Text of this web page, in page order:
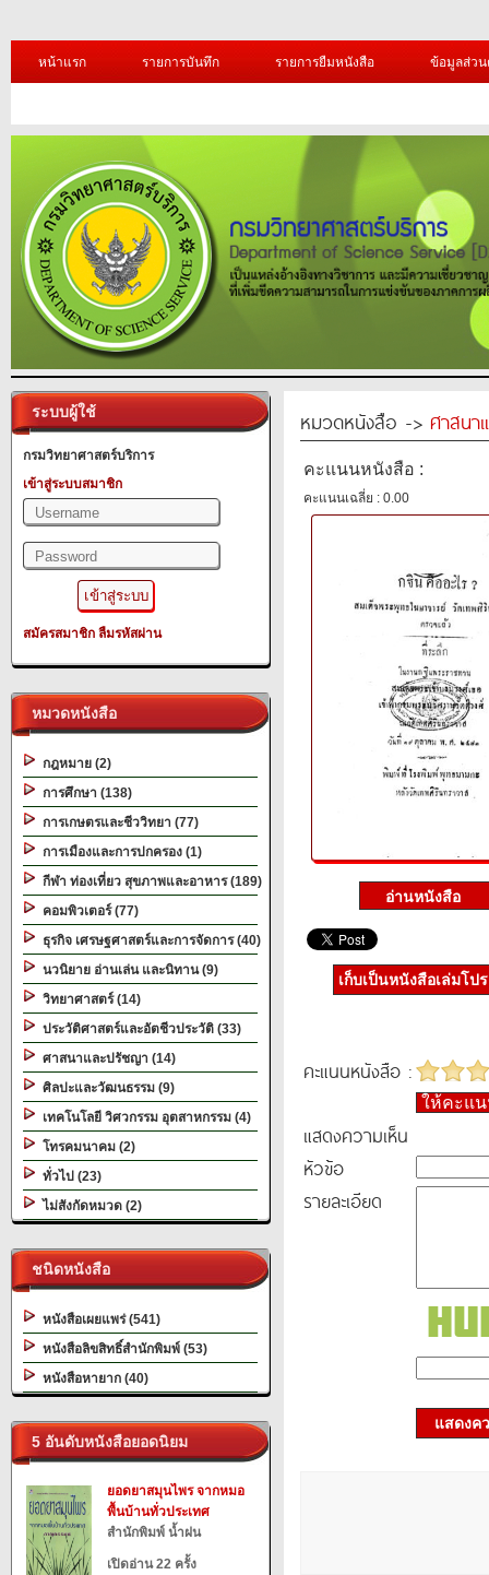
หน้าแรก รายการบันทึก รายการยืมหนังสือ ข้อมูลส่ว
ระบบผู้ใช้
กรมวิทยาศาสตร์บริการ
เข้าสู่ระบบสมาชิก
สมัครสมาชิก ลืมรหัสผ่าน
หมวดหนังสือ
กฎหมาย (2)
การศึกษา (138)
การเกษตรและชีววิทยา (77)
การเมืองและการปกครอง (1)
กีฬา ท่องเที่ยว สุขภาพและอาหาร (189)
คอมพิวเตอร์ (77)
ธุรกิจ เศรษฐศาสตร์และการจัดการ (40)
นวนิยาย อ่านเล่น และนิทาน (9)
วิทยาศาสตร์ (14)
ประวัติศาสตร์และอัตชีวประวัติ (33)
ศาสนาและปรัชญา (14)
ศิลปะและวัฒนธรรม (9)
เทคโนโลยี วิศวกรรม อุตสาหกรรม (4)
โทรคมนาคม (2)
ทั่วไป (23)
ไม่สังกัดหมวด (2)
ชนิดหนังสือ
หนังสือเผยแพร่ (541)
หนังสือลิขสิทธิ์สำนักพิมพ์ (53)
หนังสือหายาก (40)
5 อันดับหนังสือยอดนิยม
ยอดยาสมุนไพร จากหมอ
พื้นบ้านทั่วประเทศ
สำนักพิมพ์ น้ำฝน
เปิดอ่าน 22 ครั้ง
หมวดหนังสือ -> ศาสนา
คะแนนหนังสือ :
คะแนนเฉลี่ย : 0.00
เก็บเป็นหนังสือเล่มโป
คะแนนหนังสือ :
ให้คะแ
แสดงความเห็น
หัวข้อ
รายละเอียด
แสดงค